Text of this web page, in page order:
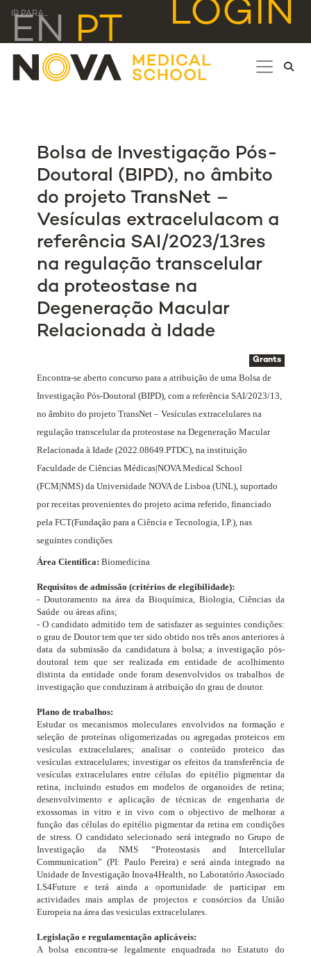
IR PARA... LOGIN
EN PT
Bolsa de Investigação Pós-
Doutoral (BIPD), no âmbito
do projeto TransNet –
Vesículas extracelulacom a
referência SAI/2023/13res
na regulação transcelular
da proteostase na
Degeneração Macular
Relacionada à Idade
Grants
Encontra-se aberto concurso para a atribuição de uma Bolsa de
Investigação Pós-Doutoral (BIPD), com a referência SAI/2023/13,
no âmbito do projetoTransNet – Vesículas extracelulares na
regulação transcelular da proteostase na Degeneração Macular
Relacionada à Idade (2022.08649.PTDC), na instituição
Faculdade de Ciências Médicas|NOVA Medical School
(FCM|NMS) da Universidade NOVA de Lisboa (UNL), suportado
por receitas provenientes do projeto acima referido, financiado
pela FCT(Fundação para a Ciência e Tecnologia, I.P.), nas
seguintes condições
Área Científica: Biomedicina
Requisitos de admissão (critérios de elegibilidade):
- Doutoramento na área da Bioquímica, Biologia, Ciências da
Saúde ou áreas afins;
- O candidato admitido tem de satisfazer as seguintes condições:
o grau de Doutor tem que ter sido obtido nos três anos anteriores à
data da submissão da candidatura à bolsa; a investigação pós-
doutoral tem que ser realizada em entidade de acolhimento
distinta da entidade onde foram desenvolvidos os trabalhos de
investigação que conduziram à atribuição do grau de doutor.
Plano de trabalhos:
Estudar os mecanismos moleculares envolvidos na formação e
seleção de proteínas oligomerizadas ou agregadas proteicos em
vesículas extracelulares; analisar o conteúdo proteico das
vesículas extracelulares; investigar os efeitos da transferência de
vesículas extracelulares entre células do epitélio pigmentar da
retina, incluindo estudos em modelos de organoides de retina;
desenvolvimento e aplicação de técnicas de engenharia de
exossomas in vitro e in vivo com o objectivo de melhorar a
função das células do epitélio pigmentar da retina em condições
de stress. O candidato selecionado será integrado no Grupo de
Investigação da NMS “Proteostasis and Intercellular
Communication” (PI: Paulo Pereira) e será ainda integrado na
Unidade de Investigação Inova4Health, no Laboratório Associado
LS4Future e terá ainda a oportunidade de participar em
actividades mais amplas de projectos e consórcios da União
Europeia na área das vesiculas extracelulares.
Legislação e regulamentação aplicáveis:
A bolsa encontra-se legalmente enquadrada no Estatuto do